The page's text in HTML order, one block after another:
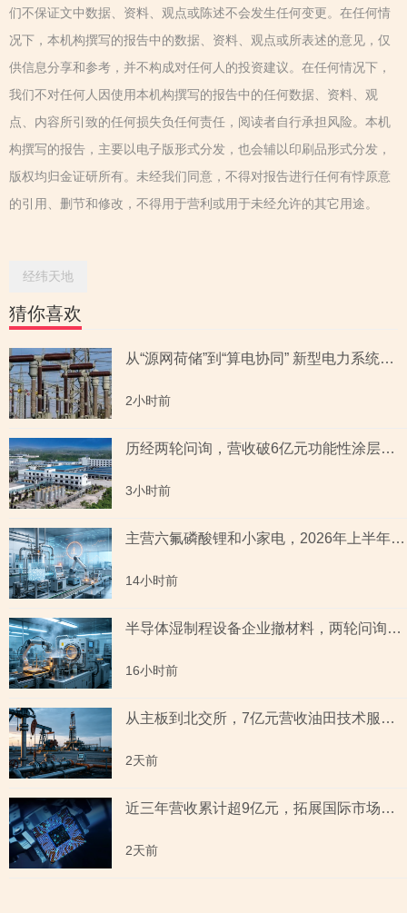
们不保证文中数据、资料、观点或陈述不会发生任何变更。在任何情
况下，本机构撰写的报告中的数据、资料、观点或所表述的意见，仅
供信息分享和参考，并不构成对任何人的投资建议。在任何情况下，
我们不对任何人因使用本机构撰写的报告中的任何数据、资料、观
点、内容所引致的任何损失负任何责任，阅读者自行承担风险。本机
构撰写的报告，主要以电子版形式分发，也会辅以印刷品形式分发，
版权均归金证研所有。未经我们同意，不得对报告进行任何有悖原意
的引用、删节和修改，不得用于营利或用于未经允许的其它用途。
经纬天地
猜你喜欢
从“源网荷储”到“算电协同” 新型电力系统指数全景透视六大赛道
2小时前
历经两轮问询，营收破6亿元功能性涂层材料企业“撤稿”，应收账款坏账计提充分性及销售费用率低于同行均值合理性遭“连环问”
3小时前
主营六氟磷酸锂和小家电，2026年上半年预测盈利超2亿元，虚增收入被ST背后子公司未完成业绩承诺
14小时前
半导体湿制程设备企业撤材料，两轮问询聚焦收入确认时点准确性，原材料采购公允性引关注
16小时前
从主板到北交所，7亿元营收油田技术服务商两次撤单，募投项目必要性与核心技术竞争力遭“拷问”
2天前
近三年营收累计超9亿元，拓展国际市场背后外销收入合计六百余万元，辅导期间参与高校牵头的重点研发项目，大客户股东或与该高校人员“同名”
2天前